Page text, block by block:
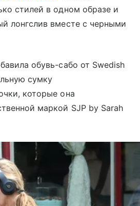
стилей в одном образе и
лонгслив вместе с черными
обувь-сабо от Swedish
сумку
которые она
маркой SJP by Sarah